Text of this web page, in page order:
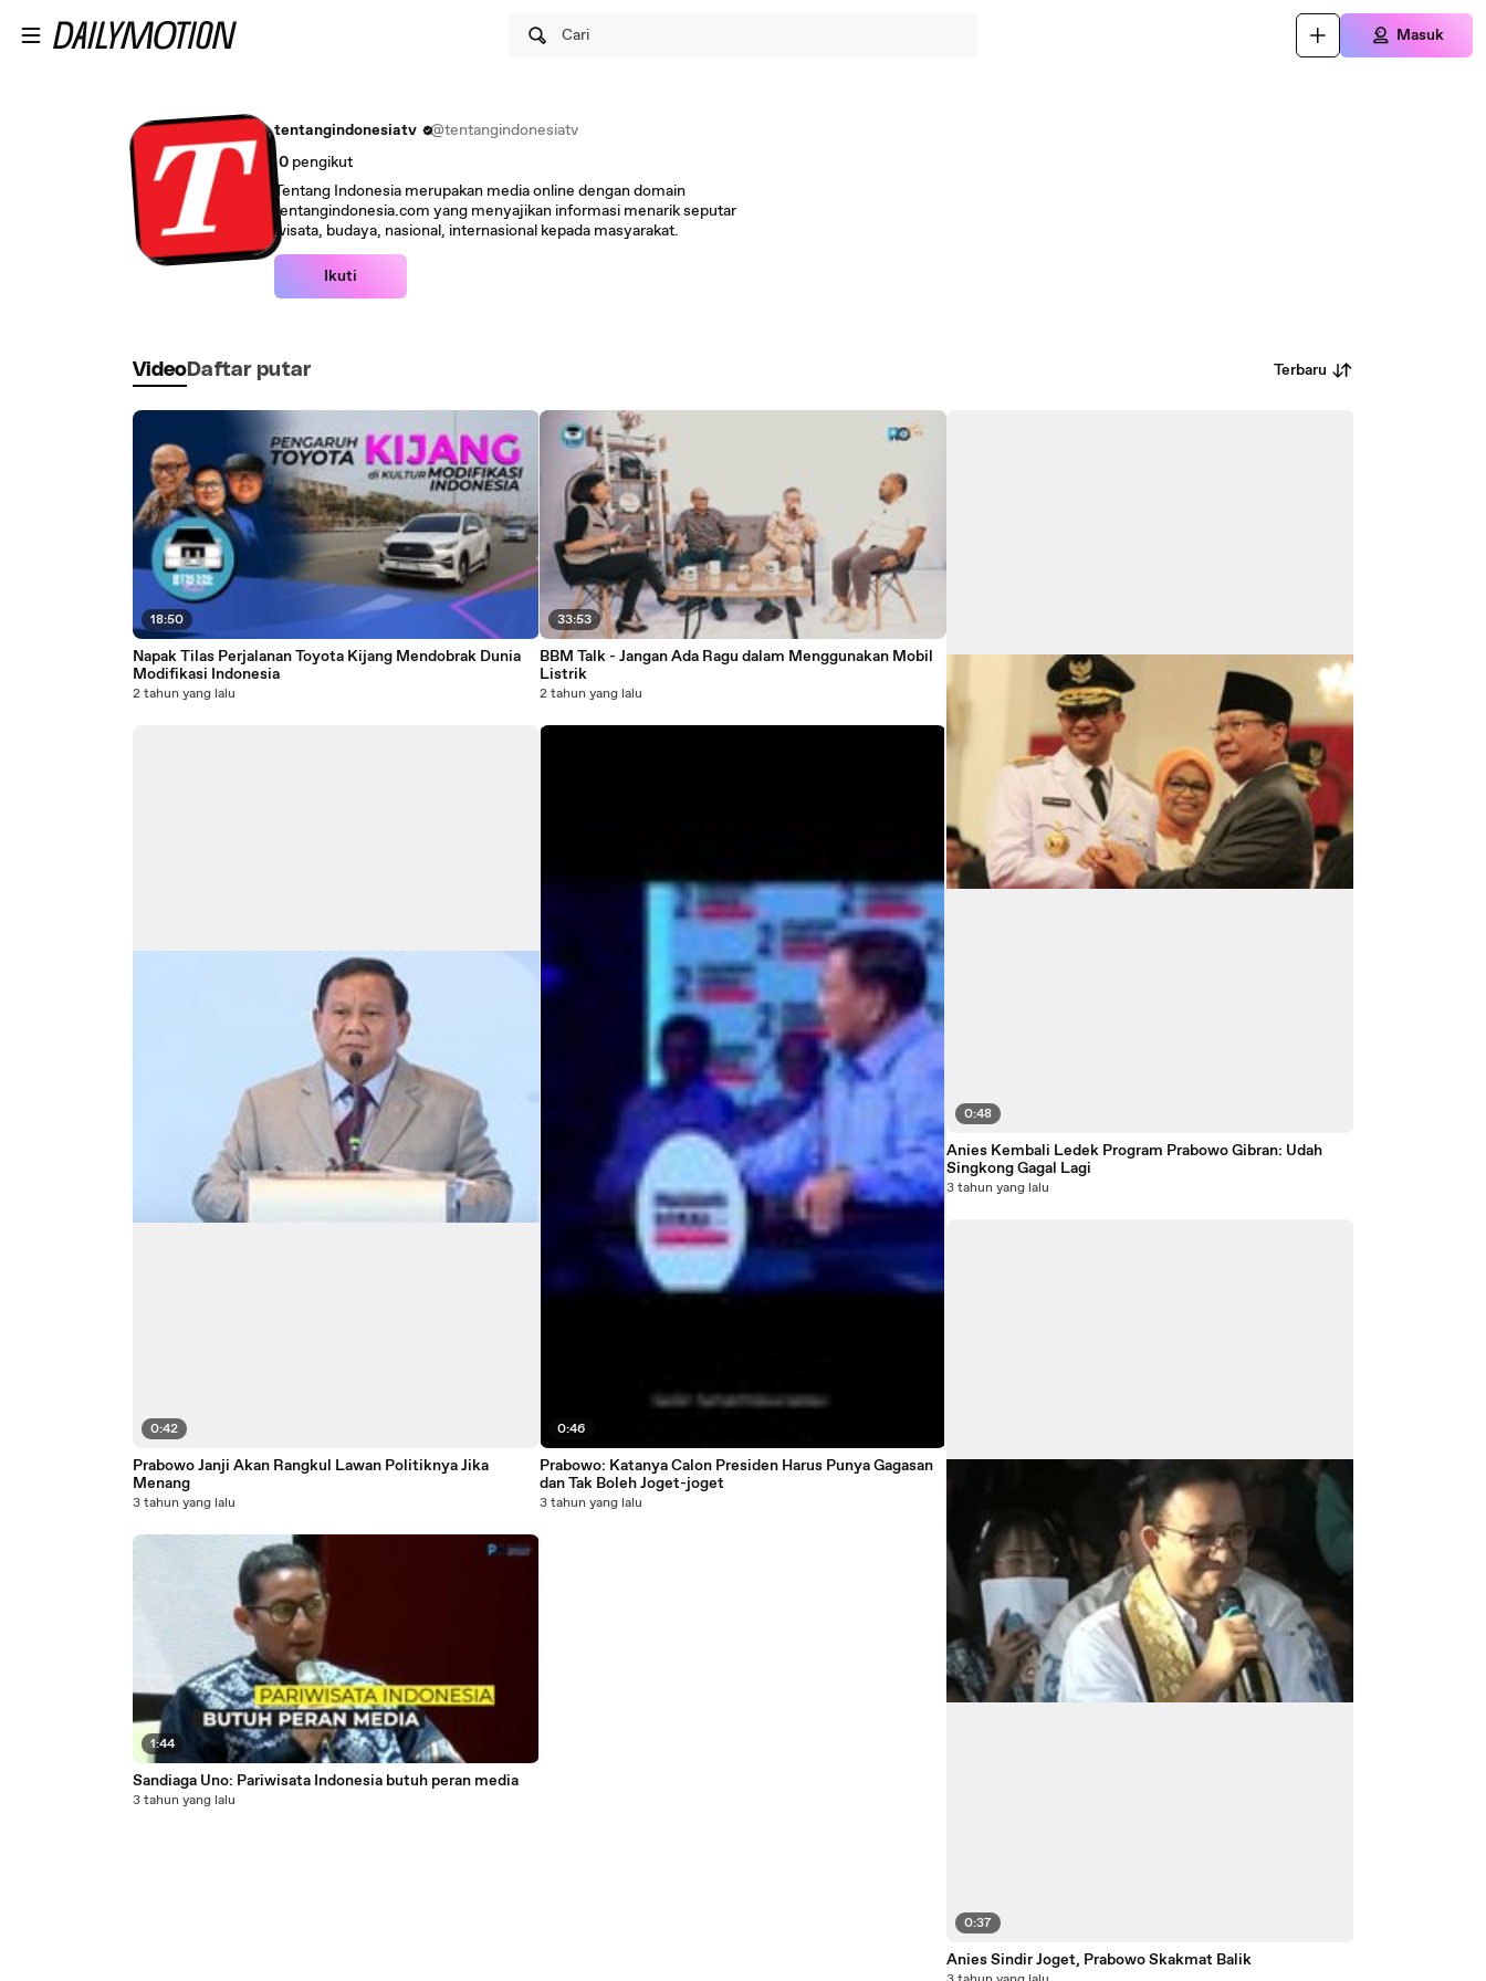
Cari Masuk
tentangindonesiatv
@tentangindonesiatv
0 pengikut
Tentang Indonesia merupakan media online dengan domain
tentangindonesia.com yang menyajikan informasi menarik seputar
wisata, budaya, nasional, internasional kepada masyarakat.
Ikuti
Video Daftar putar Terbaru
18:50
Napak Tilas Perjalanan Toyota Kijang Mendobrak Dunia
Modifikasi Indonesia
2 tahun yang lalu
0:42
Prabowo Janji Akan Rangkul Lawan Politiknya Jika
Menang
3 tahun yang lalu
1:44
Sandiaga Uno: Pariwisata Indonesia butuh peran media
3 tahun yang lalu
33:53
BBM Talk - Jangan Ada Ragu dalam Menggunakan Mobil
Listrik
2 tahun yang lalu
0:46
Prabowo: Katanya Calon Presiden Harus Punya Gagasan
dan Tak Boleh Joget-joget
3 tahun yang lalu
0:48
Anies Kembali Ledek Program Prabowo Gibran: Udah
Singkong Gagal Lagi
3 tahun yang lalu
0:37
Anies Sindir Joget, Prabowo Skakmat Balik